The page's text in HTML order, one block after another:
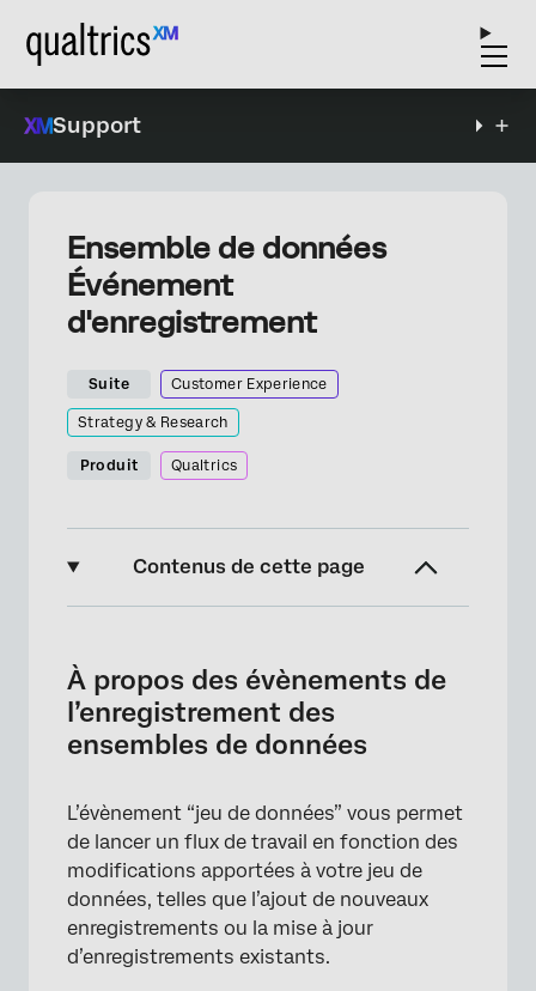
Support
Ensemble de données
Événement
d'enregistrement
Suite Customer Experience
Strategy & Research
Produit Qualtrics
Contenus de cette page
Mise en place d’un événement
d’enregistrement d’un ensemble de données
À propos des évènements de
l’enregistrement des
ensembles de données
L’évènement “jeu de données” vous permet
de lancer un flux de travail en fonction des
modifications apportées à votre jeu de
données, telles que l’ajout de nouveaux
enregistrements ou la mise à jour
d’enregistrements existants.